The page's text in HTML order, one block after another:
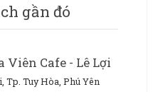
gần đó
Viên Cafe - Lê Lợi
Tp. Tuy Hòa, Phú Yên